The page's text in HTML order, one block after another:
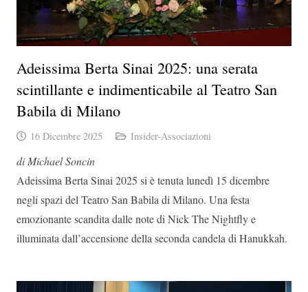
Adeissima Berta Sinai 2025: una serata
scintillante e indimenticabile al Teatro San
Babila di Milano
16 Dicembre 2025 Insider-Associazioni
di Michael Soncin
Adeissima Berta Sinai 2025 si è tenuta lunedì 15 dicembre
negli spazi del Teatro San Babila di Milano. Una festa
emozionante scandita dalle note di Nick The Nightfly e
illuminata dall’accensione della seconda candela di Hanukkah.